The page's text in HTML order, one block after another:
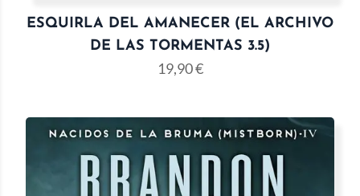
ESQUIRLA DEL AMANECER (EL ARCHIVO
DE LAS TORMENTAS 3.5)
19,90€